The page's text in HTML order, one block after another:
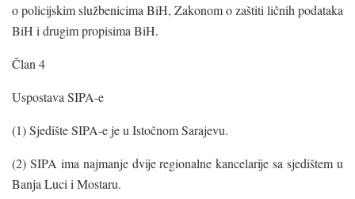
o policijskim službenicima BiH, Zakonom o zaštiti ličnih podataka
BiH i drugim propisima BiH.
Član 4
Uspostava SIPA-e
(1) Sjedište SIPA-e je u Istočnom Sarajevu.
(2) SIPA ima najmanje dvije regionalne kancelarije sa sjedištem u
Banja Luci i Mostaru.